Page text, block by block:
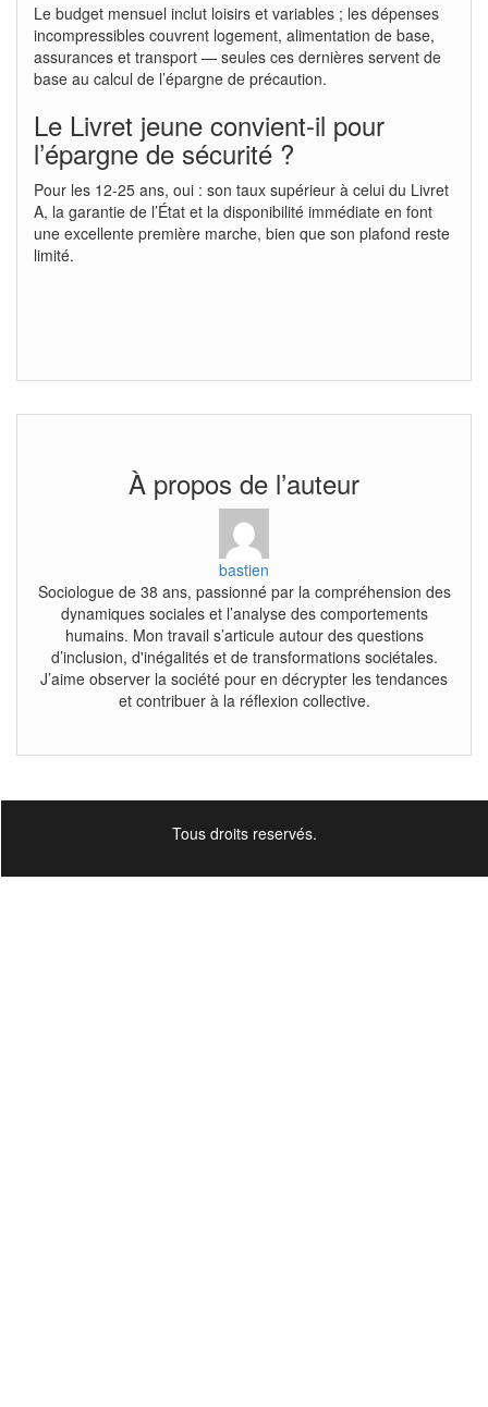
Le budget mensuel inclut loisirs et variables ; les dépenses
incompressibles couvrent logement, alimentation de base,
assurances et transport — seules ces dernières servent de
base au calcul de l’épargne de précaution.
Le Livret jeune convient-il pour
l’épargne de sécurité ?
Pour les 12-25 ans, oui : son taux supérieur à celui du Livret
A, la garantie de l’État et la disponibilité immédiate en font
une excellente première marche, bien que son plafond reste
limité.
À propos de l’auteur
bastien
Sociologue de 38 ans, passionné par la compréhension des
dynamiques sociales et l’analyse des comportements
humains. Mon travail s’articule autour des questions
d’inclusion, d'inégalités et de transformations sociétales.
J’aime observer la société pour en décrypter les tendances
et contribuer à la réflexion collective.
Tous droits reservés.